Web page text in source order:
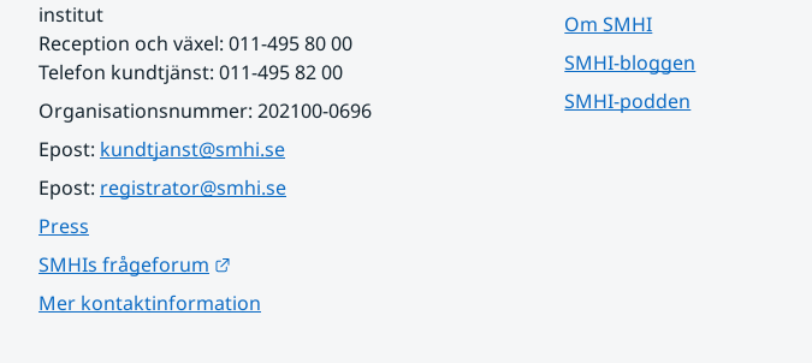
institut
Reception och växel: 011-495 80 00
Telefon kundtjänst: 011-495 82 00
Organisationsnummer: 202100-0696
Epost: kundtjanst@smhi.se
Epost: registrator@smhi.se
Press
SMHIs frågeforum
Mer kontaktinformation
Om SMHI
SMHI-bloggen
SMHI-podden